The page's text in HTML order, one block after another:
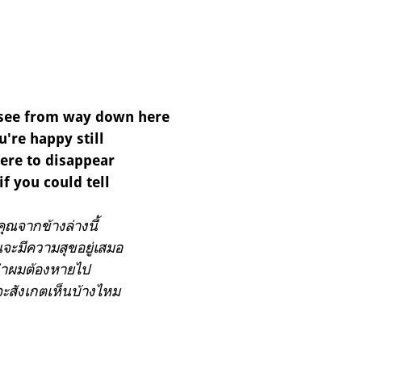
from way down here
happy still
to disappear
you could tell
ณจากข้างล่างนี้
ะมีความสุขอยู่เสมอ
ผมต้องหายไป
สังเกตเห็นบ้างไหม